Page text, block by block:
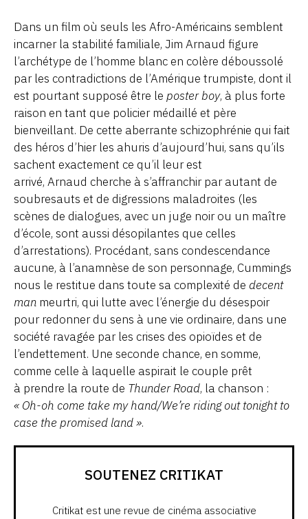
Dans un film où seuls les Afro-Américains semblent
incarner la stabilité familiale, Jim Arnaud figure
l’archétype de l’homme blanc en colère déboussolé
par les contradictions de l’Amérique trumpiste, dont il
est pourtant supposé être le poster boy, à plus forte
raison en tant que policier médaillé et père
bienveillant. De cette aberrante schizophrénie qui fait
des héros d’hier les ahuris d’aujourd’hui, sans qu’ils
sachent exactement ce qu’il leur est
arrivé, Arnaud cherche à s’affranchir par autant de
soubresauts et de digressions maladroites (les
scènes de dialogues, avec un juge noir ou un maître
d’école, sont aussi désopilantes que celles
d’arrestations). Procédant, sans condescendance
aucune, à l’anamnèse de son personnage, Cummings
nous le restitue dans toute sa complexité de decent
man meurtri, qui lutte avec l’énergie du désespoir
pour redonner du sens à une vie ordinaire, dans une
société ravagée par les crises des opioïdes et de
l’endettement. Une seconde chance, en somme,
comme celle à laquelle aspirait le couple prêt
à prendre la route de Thunder Road, la chanson :
« Oh-oh come take my hand/We’re riding out tonight to
case the promised land ».
SOUTENEZ CRITIKAT
Critikat est une revue de cinéma associative